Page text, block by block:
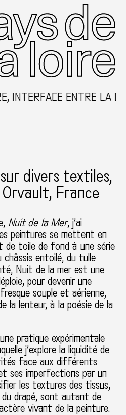
ENTRE LA
divers textiles
Orvault, France
Nuit de la Mer, j’ai
peintures se mettent en
de toile de fond à une série
entoilé, du tulle
Nuit de la mer est une
pour devenir une
fresque souple et aérienne,
la lenteur, à la poésie de la
pratique expérimentale
j’explore la liquidité de
face aux différents
ses imperfections par un
les textures des tissus,
du drapé, sont autant de
vivant de la peinture.